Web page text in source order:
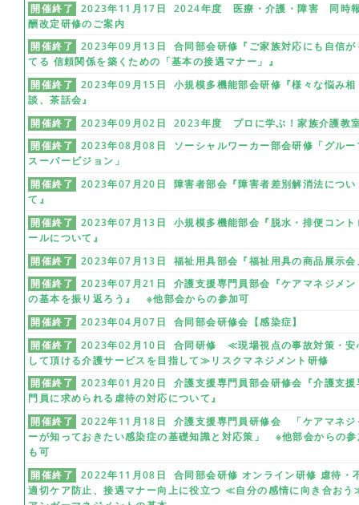
開催終了
2023年11月17日 2024年度 医療・介護・障害 同時
酬改定研修のご案内
開催終了
2023年09月13日 合同部会研修『ご家族対応にも自信が
てる 信頼関係を築くための「基本の接遇マナー」』
開催終了
2023年09月15日 小規模多機能部会研修『様々な悩み相
談、茶話会』
開催終了
2023年09月02日 2023年度 プロに学ぶ！家族介護教
開催終了
2023年08月08日 ソーシャルワーカー部会研修「グルー
スーパービジョン」
開催終了
2023年07月20日 障害者部会『障害者差別解消法につい
て』
開催終了
2023年07月13日 小規模多機能部会『脱水・排便コント
ールについて』
開催終了
2023年07月13日 福祉用具部会『福祉用具の商品展示会
開催終了
2023年07月21日 介護支援専門員部会『ケアマネジメン
の基本を振り返ろう』 ※他部会からの参加可
開催終了
2023年04月07日 合同部会研修会【感染症】
開催終了
2023年02月10日 合同研修 ≪現場視点の事故対策・安
して頂ける介護サービスを目指して≫リスクマネジメント研修
開催終了
2023年01月20日 介護支援専門員部会研修会『介護支援
門員に求められる虐待の対応について』
開催終了
2022年11月18日 介護支援専門員研修会 「ケアマネジ
ーが知っておきたい感染症の基礎知識と対応策」 ※他部会からの
も可
開催終了
2022年11月08日 合同部会研修 オンライン研修 虐待・
適切ケア防止、接遇マナー向上に役立つ ≪自分の感情に向き合お